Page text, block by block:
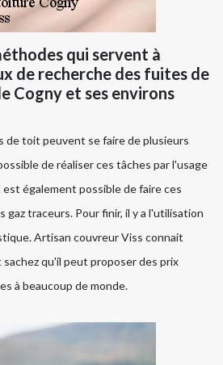
qui servent à
de recherche des fuites de
Cogny et ses environs
de toit peuvent se faire de plusieurs
de réaliser ces tâches par l'usage
également possible de faire ces
gaz traceurs. Pour finir, il y a l'utilisation
Artisan couvreur Viss connait
qu'il peut proposer des prix
à beaucoup de monde.